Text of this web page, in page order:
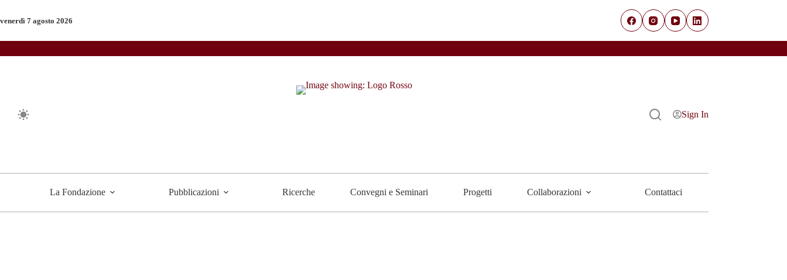
contenuto
venerdì 7 agosto 2026
Sign In
La Fondazione Pubblicazioni Ricerche Convegni e Seminari Progetti Collaborazioni Contattaci